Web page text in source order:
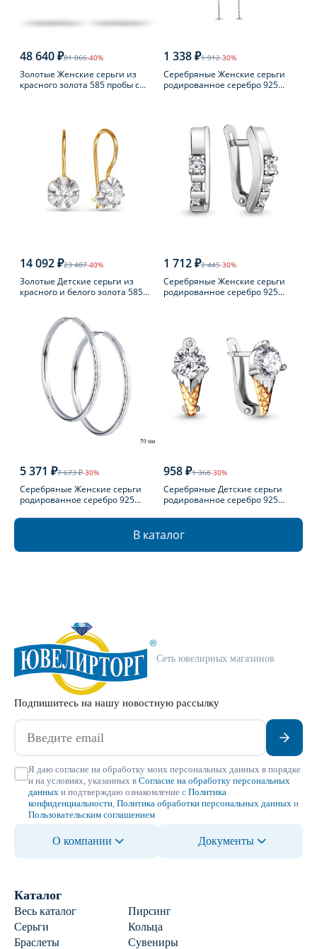
48 640 ₽81 066-40%
Золотые Женские серьги из
красного золота 585 пробы с
1 338 ₽1 912-30%
Серебряные Женские серьги
родированное серебро 925
14 092 ₽23 487-40%
Золотые Детские серьги из
красного и белого золота 585
1 712 ₽2 445-30%
Серебряные Женские серьги
родированное серебро 925
5 371 ₽7 673 ₽-30%
Серебряные Женские серьги
родированное серебро 925
958 ₽1 368-30%
Серебряные Детские серьги
родированное серебро 925
В каталог
Сеть ювелирных магазинов
Подпишитесь на нашу новостную рассылку
Я даю согласие на обработку моих персональных данных в порядке
и на условиях, указанных в Согласие на обработку персональных
данных и подтверждаю ознакомление с Политика
конфиденциальности Политика обработки персональных данных и
Пользовательским соглашением
О компании Документы
Каталог
Весь каталог
Пирсинг
Серьги
Кольца
Браслеты
Сувениры